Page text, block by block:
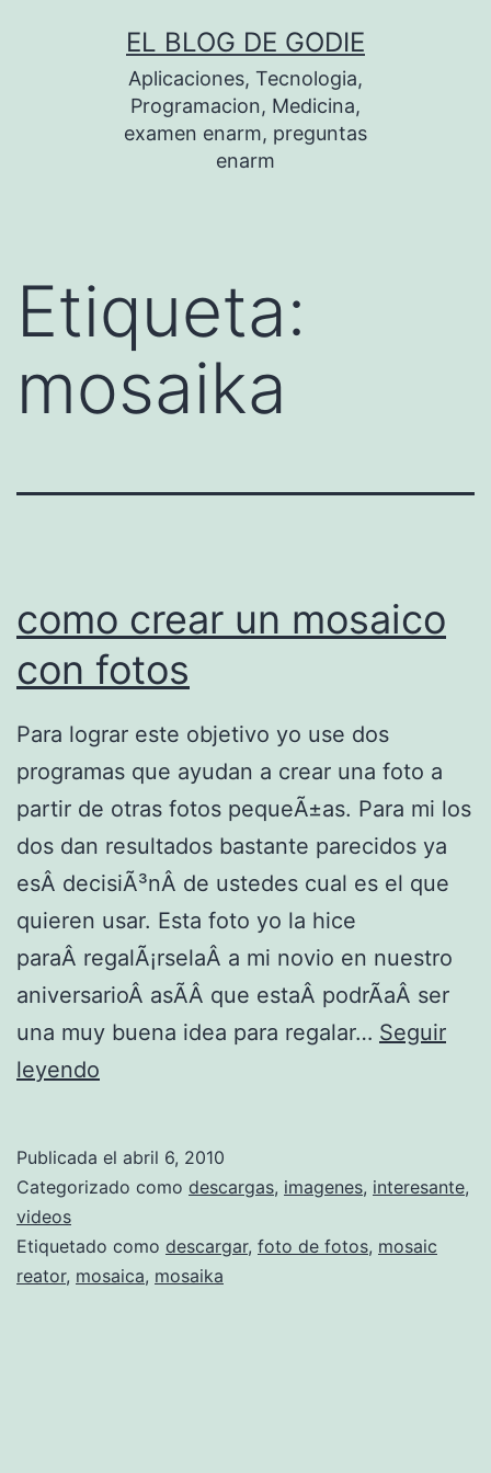
EL BLOG DE GODIE
Aplicaciones, Tecnologia,
Programacion, Medicina,
examen enarm, preguntas
enarm
Etiqueta:
mosaika
como crear un mosaico
con fotos
Para lograr este objetivo yo use dos
programas que ayudan a crear una foto a
partir de otras fotos pequeÃ±as. Para mi los
dos dan resultados bastante parecidos ya
esÂ decisiÃ³nÂ de ustedes cual es el que
quieren usar. Esta foto yo la hice
paraÂ regalÃ¡rselaÂ a mi novio en nuestro
aniversarioÂ asÃ­Â que estaÂ podrÃ­aÂ ser
una muy buena idea para regalar… Seguir
leyendo
o
r
e
Publicada el abril 6, 2010
Categorizado como descargas, imagenes, interesante,
videos
Etiquetado como descargar, foto de fotos, mosaic
reator, mosaica, mosaika